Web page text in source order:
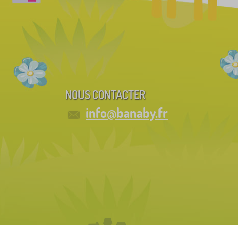
NOUS CONTACTER
info@banaby.fr